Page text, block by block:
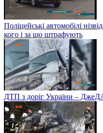
Поліцейські автомобілі
кого і за що штрафують
ДТП з доріг України –